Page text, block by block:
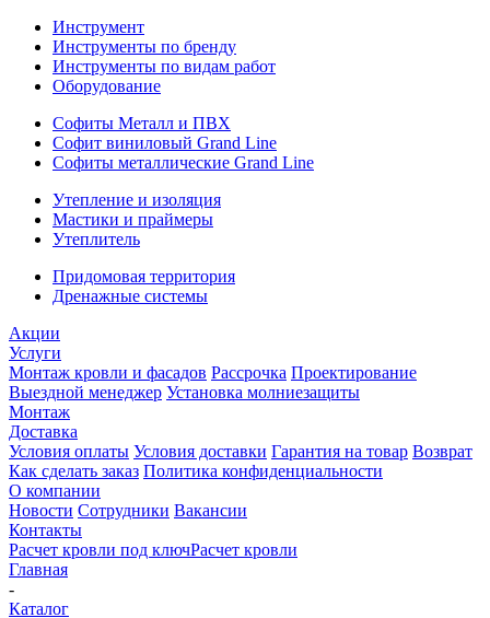
Инструмент
Инструменты по бренду
Инструменты по видам работ
Оборудование
Софиты Металл и ПВХ
Софит виниловый Grand Line
Софиты металлические Grand Line
Утепление и изоляция
Мастики и праймеры
Утеплитель
Придомовая территория
Дренажные системы
Акции
Услуги
Монтаж кровли и фасадов Рассрочка Проектирование
Выездной менеджер Установка молниезащиты
Монтаж
Доставка
Условия оплаты Условия доставки Гарантия на товар Возврат
Как сделать заказ Политика конфиденциальности
О компании
Новости Сотрудники Вакансии
Контакты
Расчет кровли под ключРасчет кровли
Главная
-
Каталог